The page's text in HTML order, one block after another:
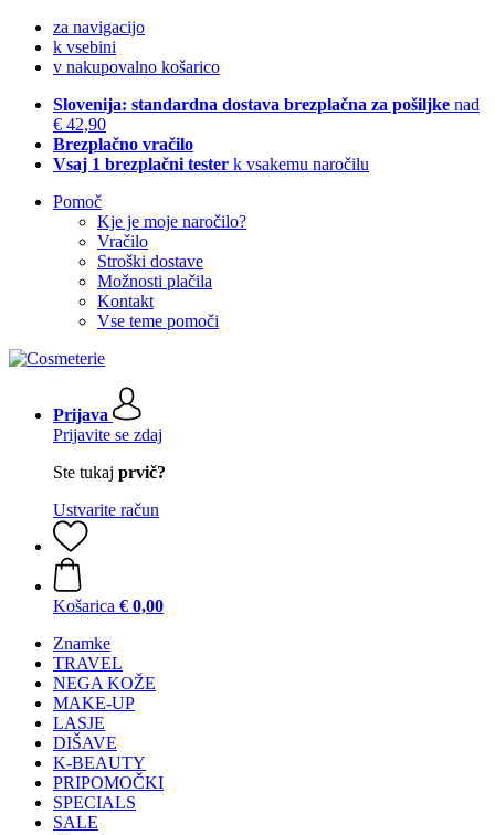
za navigacijo
k vsebini
v nakupovalno košarico
Slovenija: standardna dostava brezplačna za pošiljke nad
€ 42,90
Brezplačno vračilo
Vsaj 1 brezplačni tester k vsakemu naročilu
Pomoč
Kje je moje naročilo?
Vračilo
Stroški dostave
Možnosti plačila
Kontakt
Vse teme pomoči
Prijava
Prijavite se zdaj
Ste tukaj prvič?
Ustvarite račun
Košarica € 0,00
Znamke
TRAVEL
NEGA KOŽE
MAKE-UP
LASJE
DIŠAVE
K-BEAUTY
PRIPOMOČKI
SPECIALS
SALE